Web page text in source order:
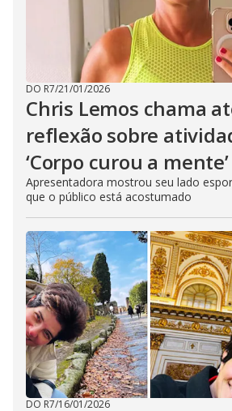
DO R7/21/01/2026
Chris Lemos chama
reflexão sobre
‘Corpo curou a mente’
Apresentadora mostrou seu lado
que o público está acostumado
DO R7/16/01/2026